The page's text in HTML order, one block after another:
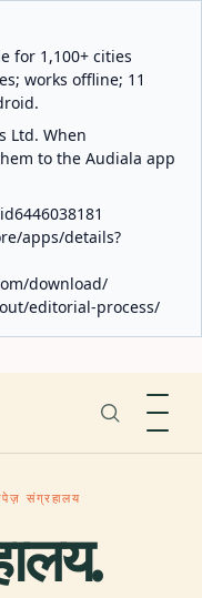
for 1,100+ cities
works offline; 11
Ltd. When
to the Audiala app
apps/details?
download/
editorial-process/
संग्रहालय